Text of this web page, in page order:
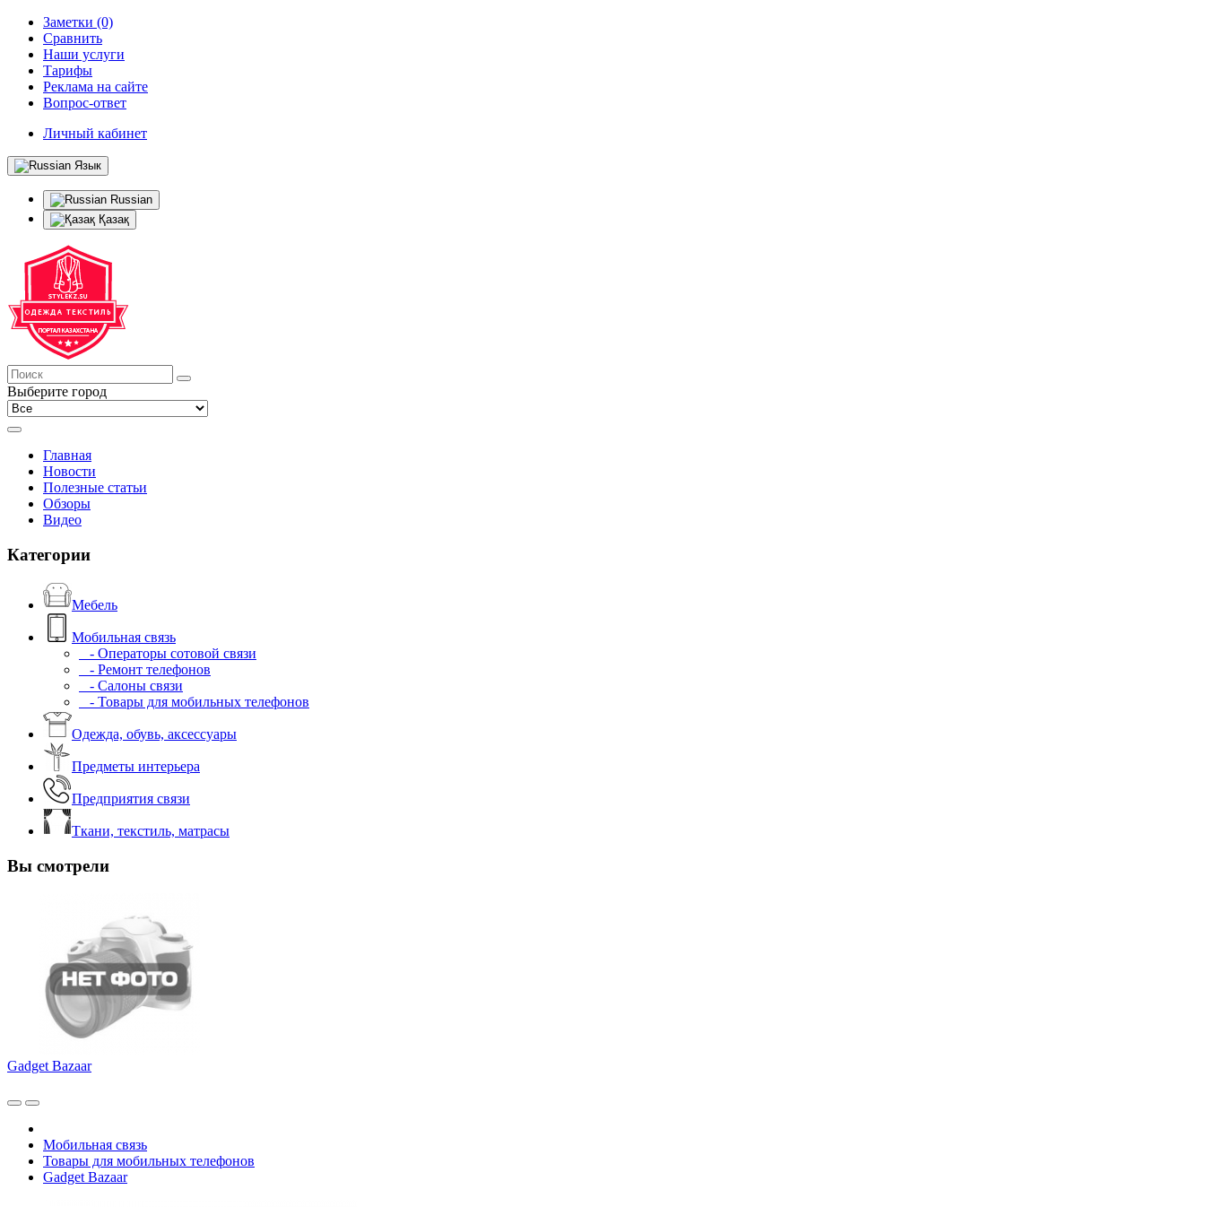
Заметки (0)
Сравнить
Наши услуги
Тарифы
Реклама на сайте
Вопрос-ответ
Личный кабинет
Язык
Russian
Қазақ
Выберите город
Главная
Новости
Полезные статьи
Обзоры
Видео
Категории
Мебель
Мобильная связь
- Операторы сотовой связи
- Ремонт телефонов
- Салоны связи
- Товары для мобильных телефонов
Одежда, обувь, аксессуары
Предметы интерьера
Предприятия связи
Ткани, текстиль, матрасы
Вы смотрели
Gadget Bazaar
Мобильная связь
Товары для мобильных телефонов
Gadget Bazaar